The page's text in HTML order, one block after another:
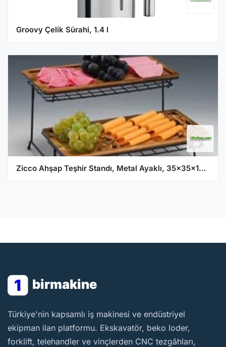
Groovy Çelik Sürahi, 1.4 l
Zicco Ahşap Teşhir Standı, Metal Ayaklı, 35x35x18 cm
1 birmakine
BirMakine
Türkiye'nin kapsamlı iş makinesi ve endüstriyel
ekipman ilan platformu. Ekskavatör, beko loder,
forklift, telehandler ve vinçlerden CNC tezgâhları,